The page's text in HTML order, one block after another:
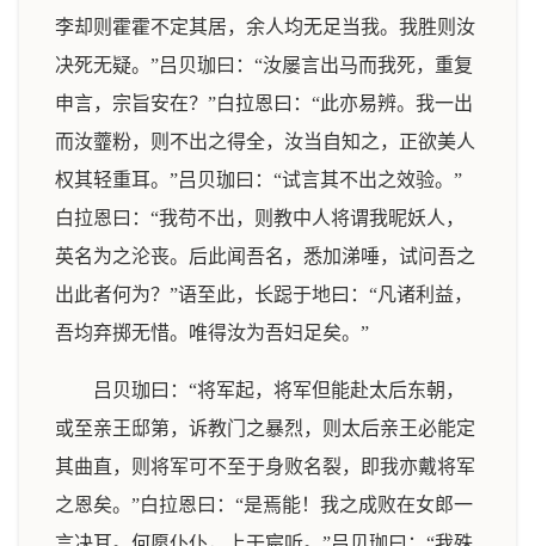
李却则霍霍不定其居，余人均无足当我。我胜则汝
决死无疑。”吕贝珈曰：“汝屡言出马而我死，重复
申言，宗旨安在？”白拉恩曰：“此亦易辨。我一出
而汝虀粉，则不出之得全，汝当自知之，正欲美人
权其轻重耳。”吕贝珈曰：“试言其不出之效验。”
白拉恩曰：“我苟不出，则教中人将谓我昵妖人，
英名为之沦丧。后此闻吾名，悉加涕唾，试问吾之
出此者何为？”语至此，长跽于地曰：“凡诸利益，
吾均弃掷无惜。唯得汝为吾妇足矣。”
吕贝珈曰：“将军起，将军但能赴太后东朝，
或至亲王邸第，诉教门之暴烈，则太后亲王必能定
其曲直，则将军可不至于身败名裂，即我亦戴将军
之恩矣。”白拉恩曰：“是焉能！我之成败在女郎一